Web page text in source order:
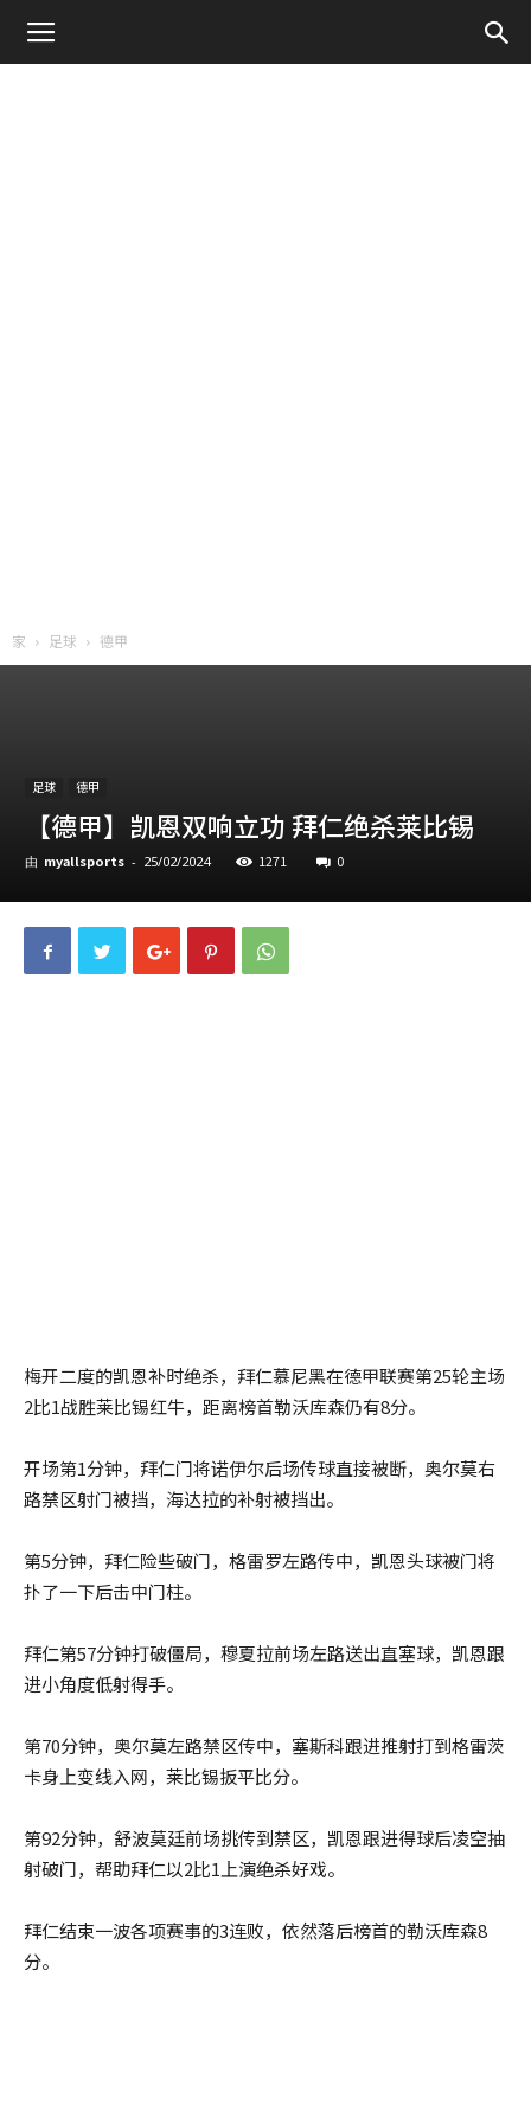
家 足球 德甲
足球 德甲
【德甲】凯恩双响立功 拜仁绝杀莱比锡
由 myallsports - 25/02/2024 1271 0
梅开二度的凯恩补时绝杀，拜仁慕尼黑在德甲联赛第25轮主场
2比1战胜莱比锡红牛，距离榜首勒沃库森仍有8分。
开场第1分钟，拜仁门将诺伊尔后场传球直接被断，奥尔莫右
路禁区射门被挡，海达拉的补射被挡出。
第5分钟，拜仁险些破门，格雷罗左路传中，凯恩头球被门将
扑了一下后击中门柱。
拜仁第57分钟打破僵局，穆夏拉前场左路送出直塞球，凯恩跟
进小角度低射得手。
第70分钟，奥尔莫左路禁区传中，塞斯科跟进推射打到格雷茨
卡身上变线入网，莱比锡扳平比分。
第92分钟，舒波莫廷前场挑传到禁区，凯恩跟进得球后凌空抽
射破门，帮助拜仁以2比1上演绝杀好戏。
拜仁结束一波各项赛事的3连败，依然落后榜首的勒沃库森8
分。